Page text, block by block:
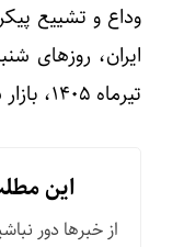
وداع و تشییع
تیرماه ۱۴۰۵، بازار سرمایه فعالیتی نخواهد داشت.
این
از خبرها دور